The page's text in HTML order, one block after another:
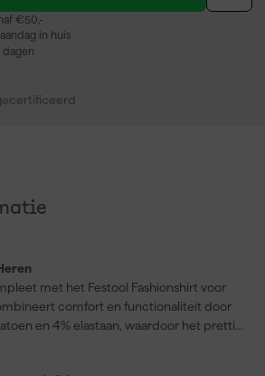
€50,-
in huis
dagen
met het Festool Fashionshirt voor
comfort en functionaliteit door
en 4% elastaan, waardoor het prettig